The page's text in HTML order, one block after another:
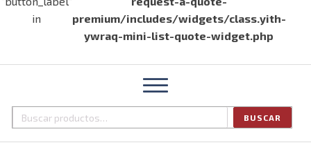
in
premium/includes/widgets/class.yith-
ywraq-mini-list-quote-widget.php
Buscar
BUSCAR